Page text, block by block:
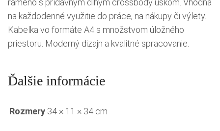
rameno s prídavným dlhým crossbody uškom. Vhodná
na každodenné využitie do práce, na nákupy či výlety.
Kabelka vo formáte A4 s množstvom úložného
priestoru. Moderný dizajn a kvalitné spracovanie.
Ďalšie informácie
Rozmery 34 × 11 × 34 cm